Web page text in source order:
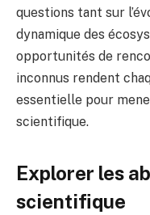
questions tant sur
dynamique des
opportunités de
inconnus rendent
essentielle pour
scientifique.
Explorer les
scientifique